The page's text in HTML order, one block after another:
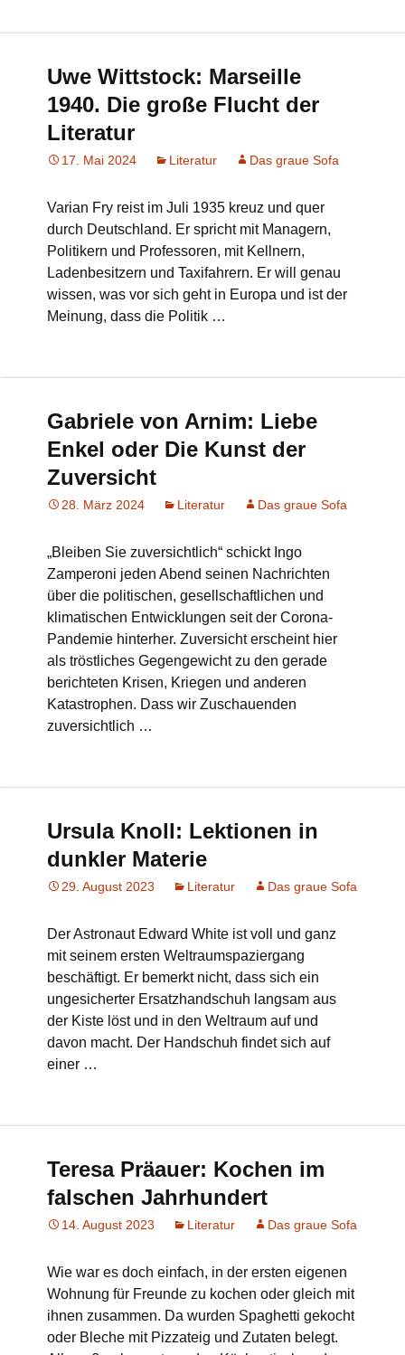
Uwe Wittstock: Marseille
1940. Die große Flucht der
Literatur
17. Mai 2024 Literatur Das graue Sofa
Varian Fry reist im Juli 1935 kreuz und quer
durch Deutschland. Er spricht mit Managern,
Politikern und Professoren, mit Kellnern,
Ladenbesitzern und Taxifahrern. Er will genau
wissen, was vor sich geht in Europa und ist der
Meinung, dass die Politik …
Gabriele von Arnim: Liebe
Enkel oder Die Kunst der
Zuversicht
28. März 2024 Literatur Das graue Sofa
„Bleiben Sie zuversichtlich“ schickt Ingo
Zamperoni jeden Abend seinen Nachrichten
über die politischen, gesellschaftlichen und
klimatischen Entwicklungen seit der Corona-
Pandemie hinterher. Zuversicht erscheint hier
als tröstliches Gegengewicht zu den gerade
berichteten Krisen, Kriegen und anderen
Katastrophen. Dass wir Zuschauenden
zuversichtlich …
Ursula Knoll: Lektionen in
dunkler Materie
29. August 2023 Literatur Das graue Sofa
Der Astronaut Edward White ist voll und ganz
mit seinem ersten Weltraumspaziergang
beschäftigt. Er bemerkt nicht, dass sich ein
ungesicherter Ersatzhandschuh langsam aus
der Kiste löst und in den Weltraum auf und
davon macht. Der Handschuh findet sich auf
einer …
Teresa Präauer: Kochen im
falschen Jahrhundert
14. August 2023 Literatur Das graue Sofa
Wie war es doch einfach, in der ersten eigenen
Wohnung für Freunde zu kochen oder gleich mit
ihnen zusammen. Da wurden Spaghetti gekocht
oder Bleche mit Pizzateig und Zutaten belegt.